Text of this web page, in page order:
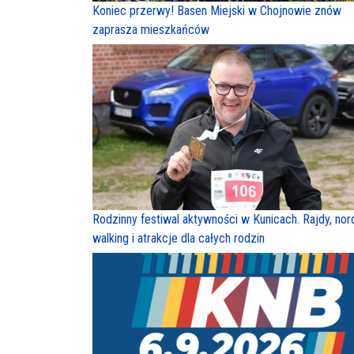
Koniec przerwy! Basen Miejski w Chojnowie znów
zaprasza mieszkańców
Rodzinny festiwal aktywności w Kunicach. Rajdy,
walking i atrakcje dla całych rodzin